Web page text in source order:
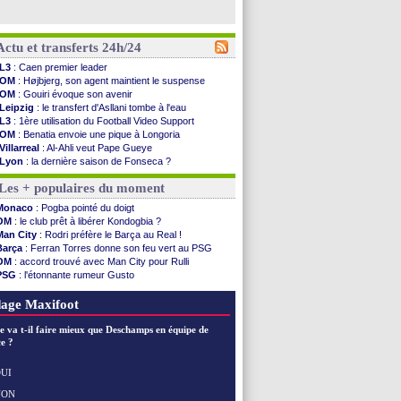
et transferts 24h/24
L3 : Caen premier leader
OM : Højbjerg, son agent maintient le suspense
OM : Gouiri évoque son avenir
Leipzig : le transfert d'Asllani tombe à l'eau
L3 : 1ère utilisation du Football Video Support
OM : Benatia envoie une pique à Longoria
Villarreal : Al-Ahli veut Pape Gueye
Lyon : la dernière saison de Fonseca ?
OM: un nouveau prétendant pour Højbjerg
Brest: un gardien norvégien en approche ?
OM: McCourt a versé 120 M€ en 2026
PSG: 4 retours dans le groupe face à Man Utd ...
Nice: Kevin Carlos va partir en Italie
L1: prison avec sursis requis contre un arbitre
Leganés: c'est signé pour Luca Zidane (off.)
Atletico: Ruggeri en route pour Aston Villa
Monaco: Filipe Luis soutient Biereth
PSG : Nsoki va signer en Croatie
Real: Mastantuono prêté à la Fiorentina (off.)
Man City
Palace
+ populaires du moment
: Pogba pointé du doigt
: le club prêt à libérer Kondogbia ?
City : Rodri préfère le Barça au Real !
: Ferran Torres donne son feu vert au PSG
: accord trouvé avec Man City pour Rulli
: l'étonnante rumeur Gusto
: Owori battu à mort à Kampala
Maxifoot
va t-il faire mieux que Deschamps en équipe de
?